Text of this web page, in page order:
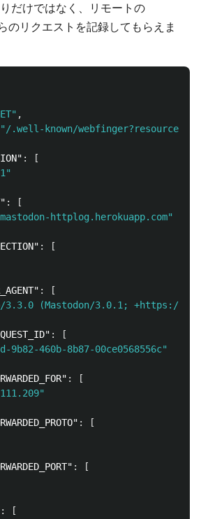
だけではなく、リモートの
のリクエストを記録してもらえま
,
"/.well-known/
:
[
:
[
httplog.herokuapp.com"
:
[
:
[
(Mastodon/3.0.1; +https://
:
[
9b82-460b-8b87-00ce0568556c"
:
[
:
[
:
[
:
[